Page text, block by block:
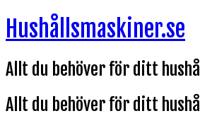
Hoppa
till
Hushållsmaskiner.se
Allt du behöver för ditt hushåll
Allt du behöver för ditt hushåll